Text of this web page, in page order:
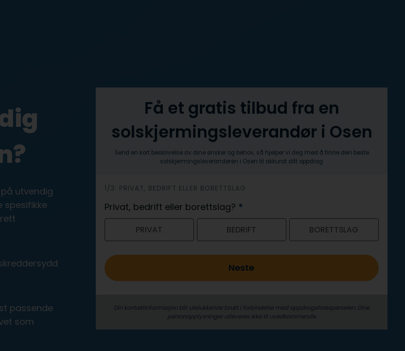
utvendig
spesifikke
passende
som
Få et gratis tilbud fra en
solskjermingsleverandør i Osen
Send en kort beskrivelse av dine ønsker og behov, så hjelper vi deg med å finne den beste
solskjermingsleverandøren i Osen til akkurat ditt oppdrag.
h
e
r
1/3: PRIVAT, BEDRIFT ELLER BORETTSLAG
Privat, bedrift eller borettslag? *
PRIVAT BEDRIFT BORETTSLAG
Neste
Din kontaktinformasjon blir utelukkende brukt i forbindelse med oppdrags­forespørselen. Dine
person­­opplysninger utleveres ikke til uvedkommende.